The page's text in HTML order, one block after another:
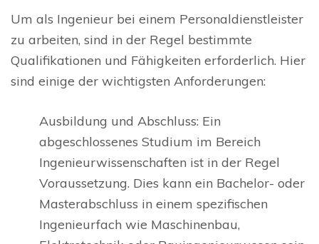
Um als Ingenieur bei einem Personaldienstleister
zu arbeiten, sind in der Regel bestimmte
Qualifikationen und Fähigkeiten erforderlich. Hier
sind einige der wichtigsten Anforderungen:
Ausbildung und Abschluss: Ein
abgeschlossenes Studium im Bereich
Ingenieurwissenschaften ist in der Regel
Voraussetzung. Dies kann ein Bachelor- oder
Masterabschluss in einem spezifischen
Ingenieurfach wie Maschinenbau,